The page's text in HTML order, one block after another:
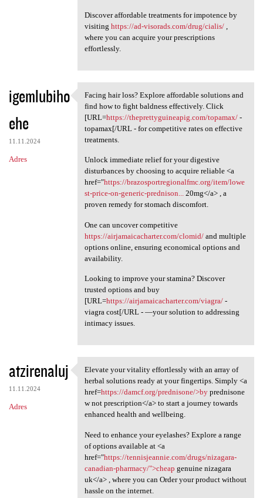
Discover affordable treatments for impotence by
visiting https://ad-visorads.com/drug/cialis/,
where you can acquire your prescriptions
effortlessly.
igemlubiho
ehe
11.11.2024
Adres
Facing hair loss? Explore
Facing hair loss? Explore affordable solutions and
find how to fight baldness effectively. Click
[URL=https://theprettyguineapig.com/topamax/-
topamax[/URL - for competitive rates on effective
treatments.
Unlock immediate relief for your digestive
disturbances by choosing to acquire reliable <a
href="https://brazosportregionalfmc.org/item/lowe
st-price-on-generic-prednison...20mg</a> , a
proven remedy for stomach discomfort.
One can uncover competitive
https://airjamaicacharter.com/clomid/and multiple
options online, ensuring economical options and
availability.
Looking to improve your stamina? Discover
trusted options and buy
[URL=https://airjamaicacharter.com/viagra/-
viagra cost[/URL - —your solution to addressing
intimacy issues.
atzirenaluj
11.11.2024
Adres
Elevate your vitality
Elevate your vitality effortlessly with an array of
herbal solutions ready at your fingertips. Simply <a
href=https://damcf.org/prednisone/>byprednisone
w not prescription</a> to start a journey towards
enhanced health and wellbeing.
Need to enhance your eyelashes? Explore a range
of options available at <a
href="https://tennisjeannie.com/drugs/nizagara-
canadian-pharmacy/">cheap genuine nizagara
uk</a> , where you can Order your product without
hassle on the internet.